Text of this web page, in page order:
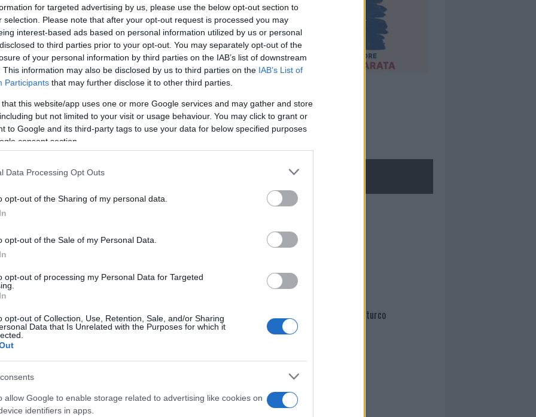
for targeted advertising by us, please use the below opt-out section to
selection. Please note that after your opt-out request is processed you may
interest-based ads based on personal information utilized by us or personal
to third parties prior to your opt-out. You may separately opt-out of the
of your personal information by third parties on the IAB’s list of downstream
This information may also be disclosed by us to third parties on the IAB’s List of
Participants that may further disclose it to other third parties.
that this website/app uses one or more Google services and may gather and store
but not limited to your visit or usage behaviour. You may click to grant or
to Google and its third-party tags to use your data for below specified purposes
consent section.
Data Processing Opt Outs
opt-out of the Sharing of my personal data.
opt-out of the Sale of my Personal Data.
opt-out of processing my Personal Data for Targeted
opt-out of Collection, Use, Retention, Sale, and/or Sharing
Data that Is Unrelated with the Purposes for which it
allow Google to enable storage related to advertising like cookies on
identifiers in apps.
anevicate sulle colline, soprattutto nel
mercoledì e giovedì, ci sarà un
pioggia e neve sui rilievi da 500
Prossimo articolo
NECROLOGIE
Martina Agostina Diturco
I nostri cari